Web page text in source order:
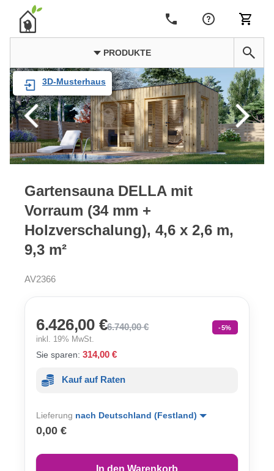
PRODUKTE
3D-Musterhaus
Gartensauna DELLA mit
Vorraum (34 mm +
Holzverschalung), 4,6 x 2,6 m,
9,3 m²
AV2366
6.426,00 €6.740,00 € -5%
inkl. 19% MwSt.
Sie sparen: 314,00 €
Kauf auf Raten
Lieferung nach Deutschland (Festland)
0,00 €
In den Warenkorb